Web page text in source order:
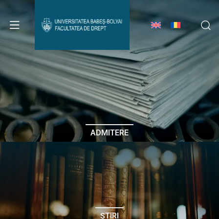
Avizier Studenți
Studii
Admitere
Erasmus & Internațional
Despre Facultate
ADMITERE
ȘTIRI